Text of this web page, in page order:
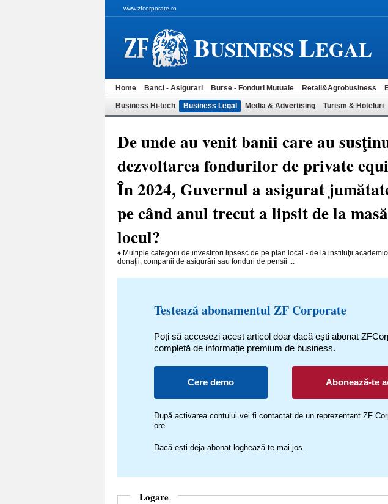
www.zfcorporate.ro
BUSINESSLEGAL
Home Banci - Asigurari Burse - Fonduri Mutuale Retail&Agrobusiness
Business Hi-tech Business Legal Media & Advertising Turism & Hoteluri
De unde au venit banii care au
dezvoltarea fondurilor de private
În 2024, Guvernul a asigurat
pe când anul trecut a lipsit de la
locul?
♦ Multiple categorii de investitori lipsesc de pe plan local - de la instituţii
donaţii, companii de asigurări sau fonduri de pensii ...
Testează abonamentul ZF Corporate
Poți să accesezi acest articol doar dacă ești abonat
completă de informație premium de business.
Cere demo Abonează-te
După activarea contului vei fi contactat de un reprezentant ZF
ore
Dacă ești deja abonat loghează-te mai jos.
Logare